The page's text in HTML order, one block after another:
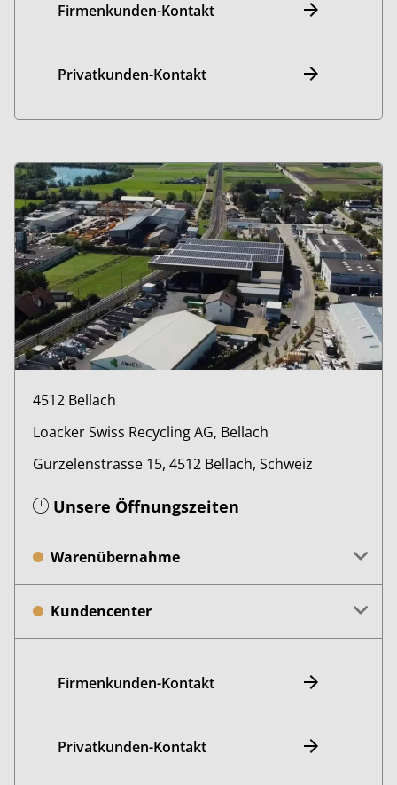
Firmenkunden-Kontakt
Privatkunden-Kontakt
4512 Bellach
Loacker Swiss Recycling AG, Bellach
Gurzelenstrasse 15, 4512 Bellach, Schweiz
Unsere Öffnungszeiten
Warenübernahme
Kundencenter
Firmenkunden-Kontakt
Privatkunden-Kontakt